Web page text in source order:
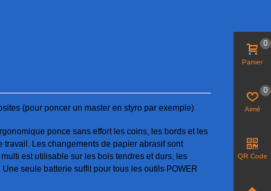
(pour poncer un master en styro par exemple)
ponce sans effort les coins, les bords et les
travail. Les changements de papier abrasif sont
est utilisable sur les bois tendres et durs, les
seule batterie suffit pour tous les outils POWER
Panier
0
Aimé
0
QR Code